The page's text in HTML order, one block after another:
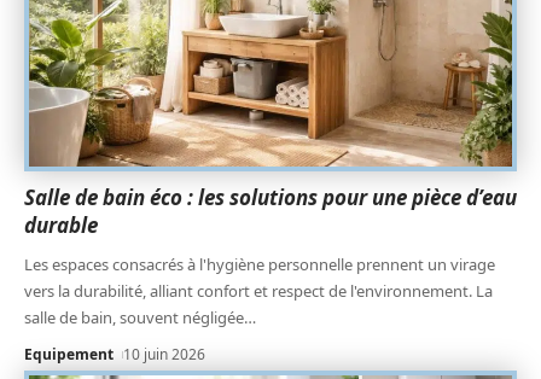
Salle de bain éco : les solutions pour une pièce d’eau
durable
Les espaces consacrés à l'hygiène personnelle prennent un virage
vers la durabilité, alliant confort et respect de l'environnement. La
salle de bain, souvent négligée…
Equipement 10 juin 2026